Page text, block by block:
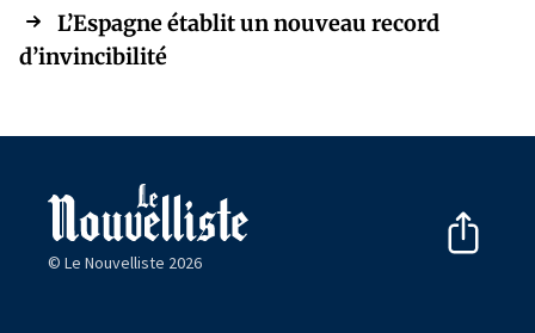
L’Espagne établit un nouveau record
d’invincibilité
© Le Nouvelliste 2026